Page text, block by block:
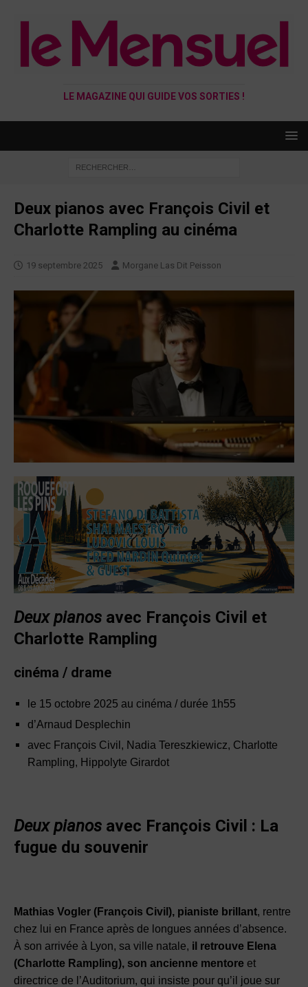
LE MAGAZINE QUI GUIDE VOS SORTIES !
Deux pianos avec François Civil et
Charlotte Rampling au cinéma
19 septembre 2025 Morgane Las Dit Peisson
Deux pianos avec François Civil et
Charlotte Rampling
cinéma / drame
le 15 octobre 2025 au cinéma / durée 1h55
d’Arnaud Desplechin
avec François Civil, Nadia Tereszkiewicz, Charlotte
Rampling, Hippolyte Girardot
Deux pianos avec François Civil : La
fugue du souvenir
Mathias Vogler (François Civil), pianiste brillant, rentre
chez lui en France après de longues années d’absence.
À son arrivée à Lyon, sa ville natale, il retrouve Elena
(Charlotte Rampling), son ancienne mentore et
directrice de l’Auditorium, qui insiste pour qu’il joue sur